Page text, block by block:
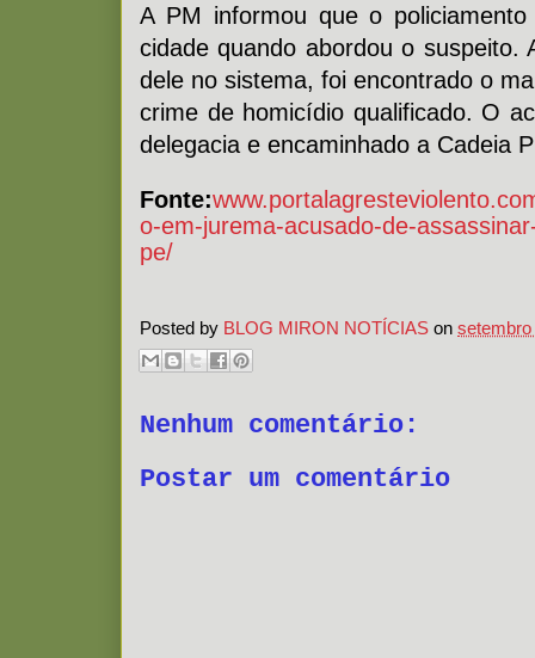
A PM informou que o
cidade quando abordou o suspeito.
dele no sistema, foi encontrado o
crime de homicídio qualificado. O
delegacia e encaminhado a Cadeia
Fonte:
o-em-jurema-acusado-de-
pe/
Posted by BLOG MIRON NOTÍCIAS on setembro
Nenhum comentário:
Postar um comentário